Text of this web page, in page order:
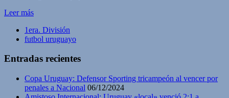
Leer más
1era. División
futbol uruguayo
Entradas recientes
Copa Uruguay: Defensor Sporting tricampeón al vencer por
penales a Nacional 06/12/2024